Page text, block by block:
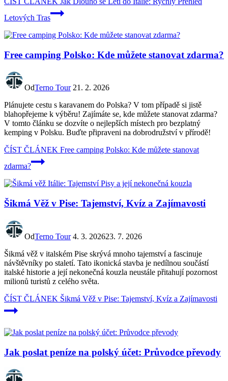
Letových Tras
Free camping Polsko: Kde můžete stanovat zdarma?
OdTerno Tour 21. 2. 2026
Plánujete cestu s karavanem do Polska? V tom případě si jistě
blahopřejeme k výběru! Zajímáte se, kde můžete stanovat zdarma?
V tomto článku se dozvíte o nejlepších místech pro bezplatný
kemping v Polsku. Buďte připraveni na dobrodružství v přírodě!
ČÍST ČLÁNEK Free camping Polsko: Kde můžete stanovat
zdarma?
Šikmá Věž v Pise: Tajemství, Kvíz a Zajímavosti
OdTerno Tour 4. 3. 202623. 7. 2026
Šikmá věž v italském Pise skrývá mnoho tajemství a fascinuje
návštěvníky po staletí. Tato ikonická stavba je nedílnou součástí
italské historie a její nekonečná kouzla neustále přitahují pozornost
milionů turistů z celého světa.
ČÍST ČLÁNEK Šikmá Věž v Pise: Tajemství, Kvíz a Zajímavosti
Jak poslat peníze na polský účet: Průvodce převody